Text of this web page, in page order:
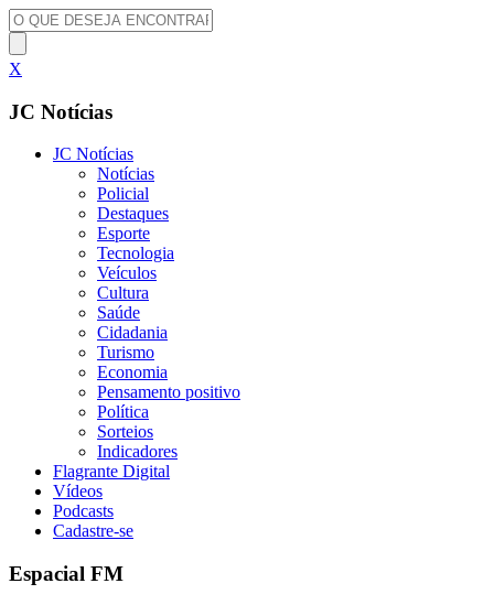
X
JC Notícias
JC Notícias
Notícias
Policial
Destaques
Esporte
Tecnologia
Veículos
Cultura
Saúde
Cidadania
Turismo
Economia
Pensamento positivo
Política
Sorteios
Indicadores
Flagrante Digital
Vídeos
Podcasts
Cadastre-se
Espacial FM